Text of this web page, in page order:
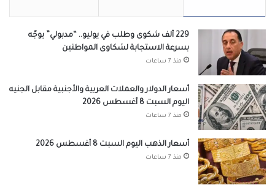
229 ألف شكوى وطلب في يوليو.. “مدبولي” يوجّه
بسرعة الاستجابة لشكاوى المواطنين
منذ 7 ساعات
أسعار الدولار والعملات العربية والأجنبية مقابل الجنيه
اليوم السبت 8 أغسطس 2026
منذ 7 ساعات
أسعار الذهب اليوم السبت 8 أغسطس 2026
منذ 7 ساعات